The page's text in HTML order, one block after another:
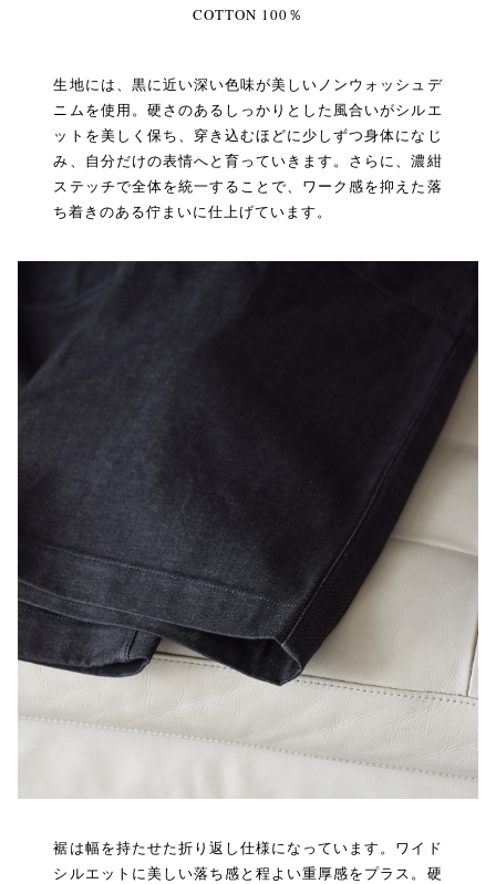
COTTON 100％
生地には、黒に近い深い色味が美しいノンウォッシュデ
ニムを使用。硬さのあるしっかりとした風合いがシルエ
ットを美しく保ち、穿き込むほどに少しずつ身体になじ
み、自分だけの表情へと育っていきます。さらに、濃紺
ステッチで全体を統一することで、ワーク感を抑えた落
ち着きのある佇まいに仕上げています。
裾は幅を持たせた折り返し仕様になっています。ワイド
シルエットに美しい落ち感と程よい重厚感をプラス。硬